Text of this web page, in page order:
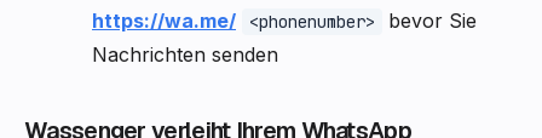
https://wa.me/
<phonenumber>
bevor Sie
Nachrichten senden
Wassenger verleiht Ihrem WhatsApp